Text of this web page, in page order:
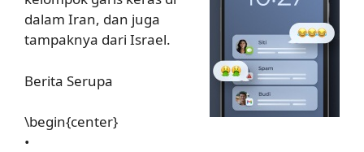
dalam Iran, dan juga
tampaknya dari Israel.
Berita Serupa
\begin{center}
•